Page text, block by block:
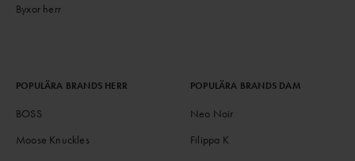
Byxor herr
POPULÄRA BRANDS HERR
BOSS
Moose Knuckles
POPULÄRA BRANDS DAM
Neo Noir
Filippa K